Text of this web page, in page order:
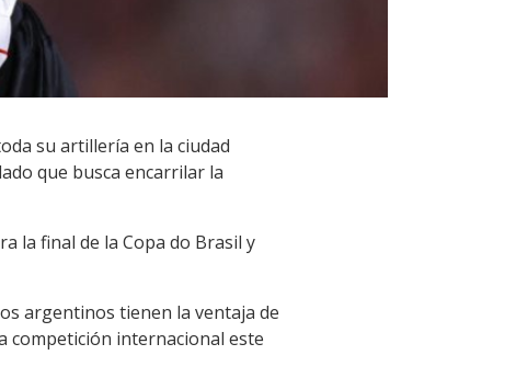
su artillería en la ciudad
que busca encarrilar la
la final de la Copa do Brasil y
argentinos tienen la ventaja de
competición internacional este